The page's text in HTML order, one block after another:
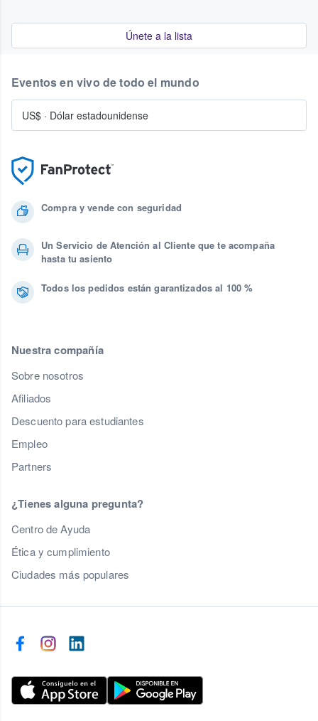
Únete a la lista
Compra y vende con seguridad
Un Servicio de Atención al Cliente que te acompaña
hasta tu asiento
Todos los pedidos están garantizados al 100 %
Nuestra compañía
Sobre nosotros
Afiliados
Descuento para estudiantes
Empleo
Partners
¿Tienes alguna pregunta?
Centro de Ayuda
Ética y cumplimiento
Ciudades más populares
Eventos en vivo de todo el mundo
US$ · Dólar estadounidense